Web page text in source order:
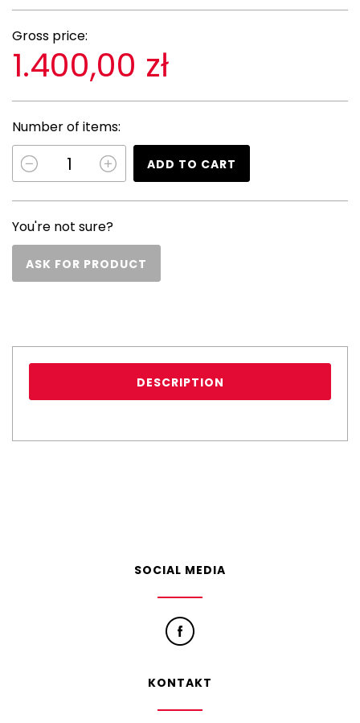
Gross price:
1.400,00 zł
Number of items:
ADD TO CART
You're not sure?
ASK FOR PRODUCT
DESCRIPTION
SOCIAL MEDIA
KONTAKT